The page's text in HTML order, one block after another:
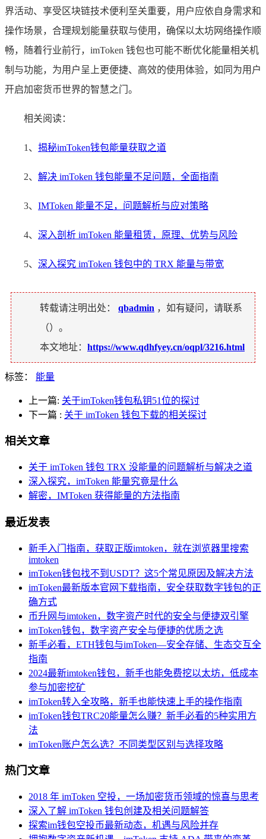
界活动、享受区块链技术便利至关重要，用户应依自身需求和
操作场景，合理规划能量获取与使用，确保以太坊网络操作顺
畅，随着行业前行，imToken 钱包也可能不断优化能量相关机
制与功能，为用户呈上更便捷、高效的使用体验，如同为用户
开启加密货币世界的智慧之门。
相关阅读：
1、 揭秘imToken钱包能量获取之道
2、 解决 imToken 钱包能量不足问题，全面指南
3、 IMToken 能量不足，问题解析与应对策略
4、 深入剖析 imToken 能量租赁，原理、优势与风险
5、 深入探究 imToken 钱包中的 TRX 能量与带宽
转载请注明出处： qbadmin ，如有疑问，请联系
（）。
本文地址： https://www.qdhfyey.cn/oqpl/3216.html
标签： 能量
上一篇: 关于imToken钱包私钥51位的探讨
下一篇 : 关于 imToken 钱包下载的相关探讨
相关文章
关于 imToken 钱包 TRX 没能量的问题解析与解决之道
深入探究，imToken 能量究竟是什么
解密，IMToken 获得能量的方法指南
最近发表
新手入门指南，获取正版imtoken，就在浏览器里搜索
imtoken
imToken钱包找不到USDT？这5个常见原因及解决方法
imToken最新版本官网下载指南，安全获取数字钱包的正
确方式
币升网与imtoken，数字资产时代的安全与便捷双引擎
imToken钱包，数字资产安全与便捷的优质之选
新手必看，ETH钱包与imToken—安全存储、生态交互全
指南
2024最新imtoken钱包，新手也能免费挖以太坊，低成本
参与加密挖矿
imToken转入全攻略，新手也能快速上手的操作指南
imToken钱包TRC20能量怎么赚？新手必看的5种实用方
法
imToken账户怎么选？不同类型区别与选择攻略
热门文章
2018 年 imToken 空投，一场加密货币领域的惊喜与思考
深入了解 imToken 钱包创建及相关问题解答
探索im钱包空投币最新动态，机遇与风险并存